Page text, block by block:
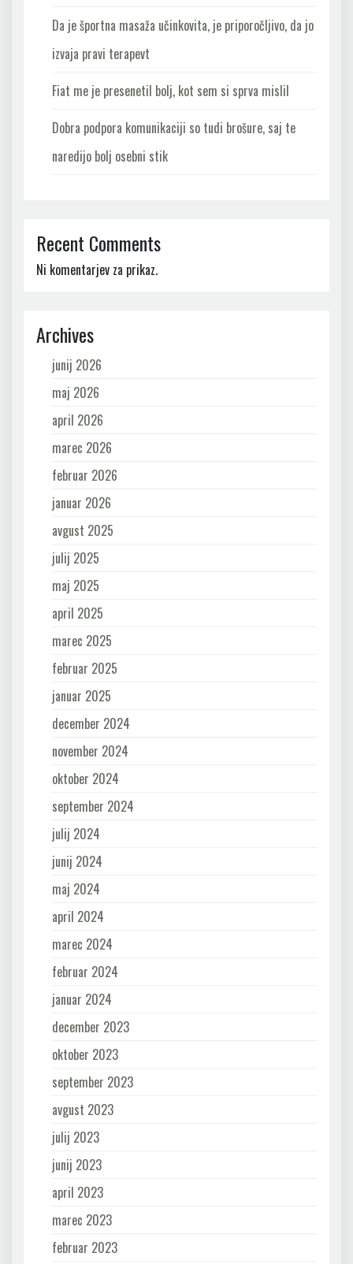
Da je športna masaža učinkovita, je priporočljivo, da jo
izvaja pravi terapevt
Fiat me je presenetil bolj, kot sem si sprva mislil
Dobra podpora komunikaciji so tudi brošure, saj te
naredijo bolj osebni stik
Recent Comments
Ni komentarjev za prikaz.
Archives
junij 2026
maj 2026
april 2026
marec 2026
februar 2026
januar 2026
avgust 2025
julij 2025
maj 2025
april 2025
marec 2025
februar 2025
januar 2025
december 2024
november 2024
oktober 2024
september 2024
julij 2024
junij 2024
maj 2024
april 2024
marec 2024
februar 2024
januar 2024
december 2023
oktober 2023
september 2023
avgust 2023
julij 2023
junij 2023
april 2023
marec 2023
februar 2023